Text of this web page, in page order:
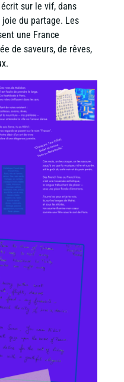
sur le vif, dans
joie du partage. Les
une France
de saveurs, de rêves,